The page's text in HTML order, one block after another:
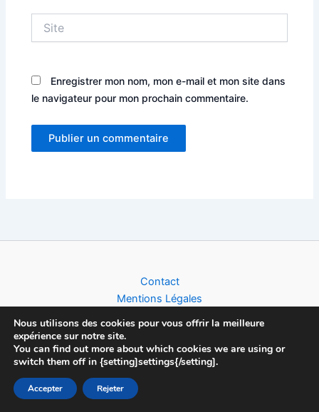
Enregistrer mon nom, mon e-mail et mon site dans
le navigateur pour mon prochain commentaire.
Contact
Mentions Légales
Copyright © 2026 Football World Cup News | Toute l'actualité du
Nous utilisons des cookies pour vous offrir la meilleure
expérience sur notre site.
You can find out more about which cookies we are using or
switch them off in {setting]settings{/setting].
Accepter Rejeter